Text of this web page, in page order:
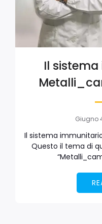
Il
Giugno
Il sistema
Questo il tema di